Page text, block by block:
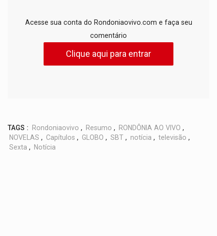
Acesse sua conta do Rondoniaovivo.com e faça seu
comentário
Clique aqui para entrar
TAGS : Rondoniaovivo , Resumo , RONDÔNIA AO VIVO ,
NOVELAS , Capítulos , GLOBO , SBT , notícia , televisão ,
Sexta , Notícia